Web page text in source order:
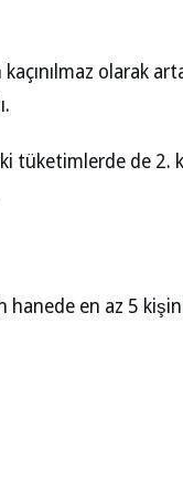
olarak
tüketimlerde de
en az 5